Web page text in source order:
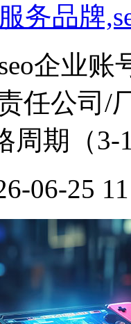
务品牌
企业
任公司
周期（3-
06-25